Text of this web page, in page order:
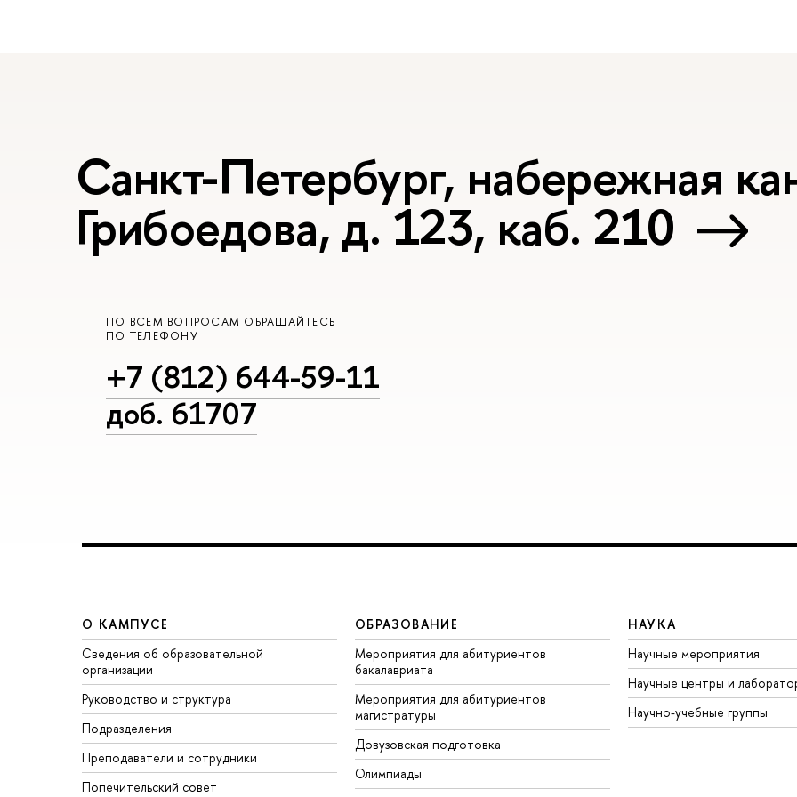
Санкт-Петербург, набережная
Грибоедова, д. 123, каб. 210
ПО ВСЕМ ВОПРОСАМ ОБРАЩАЙТЕСЬ
ПО ТЕЛЕФОНУ
+7 (812) 644-59-11
доб. 61707
О КАМПУСЕ
Сведения об образовательной
организации
Руководство и структура
Подразделения
Преподаватели и сотрудники
Попечительский совет
ОБРАЗОВАНИЕ
Мероприятия для абитуриентов
бакалавриата
Мероприятия для абитуриентов
магистратуры
Довузовская подготовка
Олимпиады
НАУКА
Научные мероприятия
Научные центры и
Научно-учебные группы